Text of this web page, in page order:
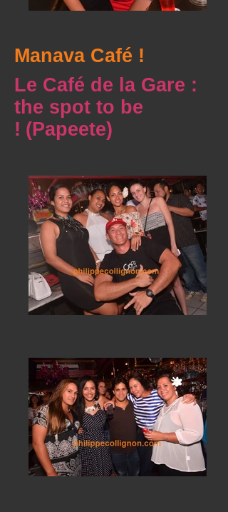
Manava Café !
Le Café de la Gare :
the spot to be
! (Papeete)